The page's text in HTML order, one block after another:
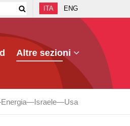
ITA ENG
Altre sezioni
Energia Israele Usa